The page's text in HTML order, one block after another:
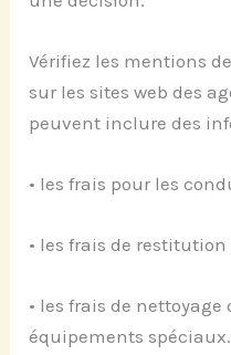
Vérifiez les mentions
sur les sites web des
peuvent inclure des
• les frais pour les
• les frais de
• les frais de
équipements spéciaux.